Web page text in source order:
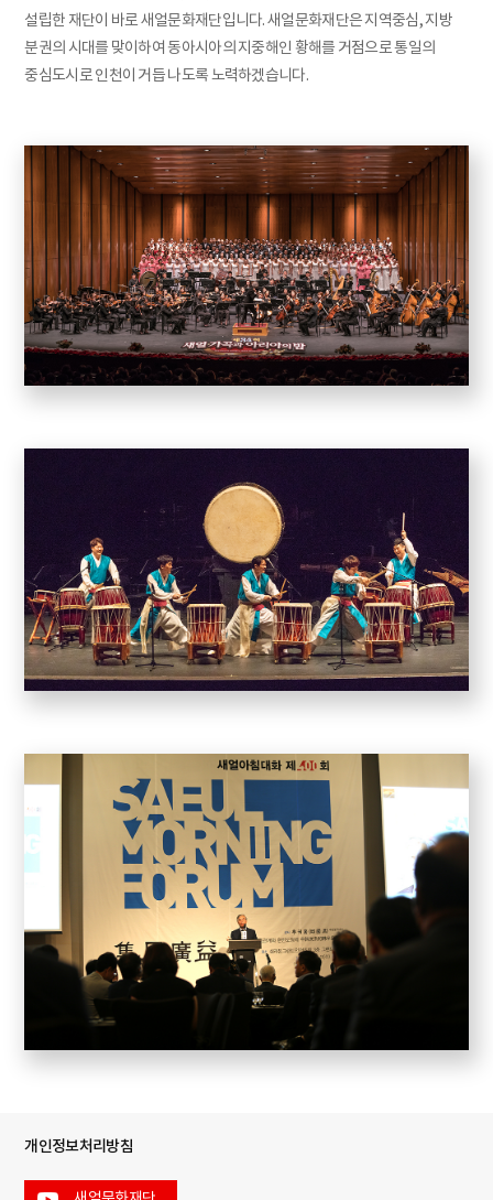
설립한 재단이 바로 새얼문화재단입니다. 새얼문화재단은 지역중심, 지방
분권의 시대를 맞이하여 동아시아의 지중해인 황해를 거점으로 통일의
중심도시로 인천이 거듭 나도록 노력하겠습니다.
개인정보처리방침